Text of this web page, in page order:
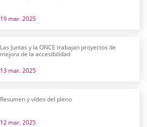
19 mar. 2025
Las Juntas y la ONCE trabajan proyectos de
mejora de la accesibilidad
13 mar. 2025
Resumen y vídeo del pleno
12 mar. 2025